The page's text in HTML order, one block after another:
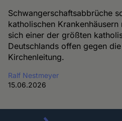
Schwangerschaftsabbrüche
katholischen
sich einer der größten
Deutschlands offen gegen
Kirchenleitung.
Ralf Nestmeyer
15.06.2026